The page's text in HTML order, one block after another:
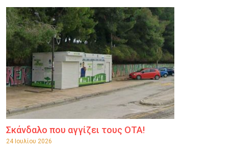
Σκάνδαλο που αγγίζει τους ΟΤΑ!
24 Ιουλίου 2026